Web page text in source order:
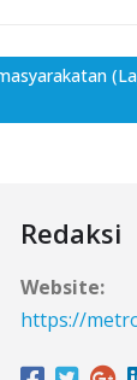
Redaksi
Website:
https://